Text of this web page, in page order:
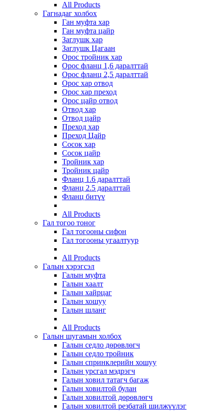
All Products
Гагнадаг холбох
Ган муфта хар
Ган муфта цайр
Заглушк хар
Заглушк Цагаан
Орос тройник хар
Орос фланц 1,6 даралттай
Орос фланц 2,5 даралттай
Орос хар отвод
Орос хар преход
Орос цайр отвод
Отвод хар
Отвод цайр
Преход хар
Преход Цайр
Сосок хар
Сосок цайр
Тройник хар
Тройник цайр
Фланц 1.6 даралттай
Фланц 2.5 даралттай
Фланц битүү
All Products
Гал тогоо тоног
Гал тогооны сифон
Гал тогооны угаалтуур
All Products
Галын хэрэгсэл
Галын муфта
Галын хаалт
Галын хайрцаг
Галын хошуу
Галын шланг
All Products
Галын шугамын холбох
Галын седло дөрөвлөгч
Галын седло тройник
Галын спринклерийн хошуу
Галын урсгал мэдрэгч
Галын ховил татагч багаж
Галын ховилтой булан
Галын ховилтой дөрөвлөгч
Галын ховилтой резбатай шилжүүлэг